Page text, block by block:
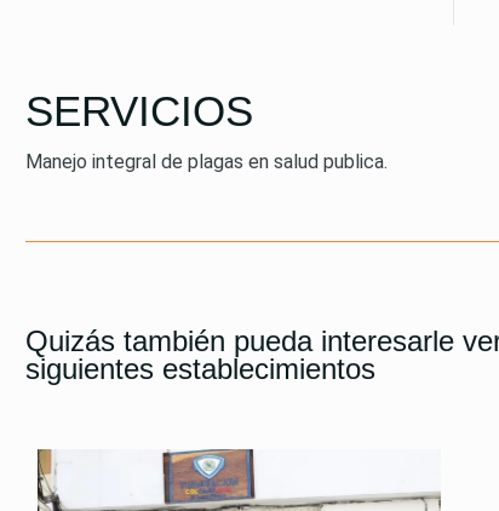
SERVICIOS
Manejo integral de plagas en salud publica.
Quizás también pueda interesarle
siguientes establecimientos